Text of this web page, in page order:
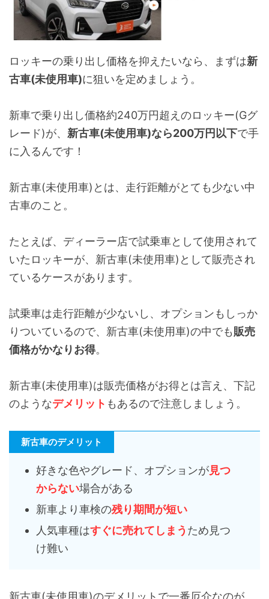
ロッキーの乗り出し価格を抑えたいなら、まずは新
古車(未使用車)に狙いを定めましょう。
新車で乗り出し価格約240万円超えのロッキー(Gグ
レード)が、 新古車(未使用車)なら200万円以下で手
に入るんです！
新古車(未使用車)とは、走行距離がとても少ない中
古車のこと。
たとえば、ディーラー店で試乗車として使用されて
いたロッキーが、新古車(未使用車)として販売され
ているケースがあります。
試乗車は走行距離が少ないし、オプションもしっか
りついているので、新古車(未使用車)の中でも販売
価格がかなりお得。
新古車(未使用車)は販売価格がお得とは言え、下記
のようなデメリット もあるので注意しましょう。
新古車のデメリット
好きな色やグレード、オプションが見つ
からない場合がある
新車より車検の残り期間が短い
人気車種はすぐに売れてしまう ため見つ
け難い
新古車(未使用車)のデメリットで一番厄介なのが、